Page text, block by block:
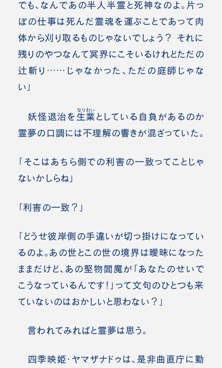
でも、なんであの半人半霊と死神なのよ。片っ
ぽの仕事は死んだ霊魂を運ぶことであって肉
体から刈り取るものじゃないでしょう？ それに
残りのやつなんて冥界にこそいるけれどただの
辻斬り……じゃなかった、ただの庭師じゃな
い」
妖怪退治を 生業
なりわい
としている自負があるのか
霊夢の口調には不理解の響きが混ざっていた。
「そこはあちら側での利害の一致ってことじゃ
ないかしらね」
「利害の一致？」
「どうせ彼岸側の手違いが切っ掛けになってい
るのよ。あの世とこの世の境界は曖昧になった
ままだけど、あの堅物閻魔が「あなたのせいで
こうなっているんです！」って文句のひとつも来
ていないのはおかしいと思わない？」
言われてみればと霊夢は思う。
四季映姫・ヤマザナドゥは、是非曲直庁に勤